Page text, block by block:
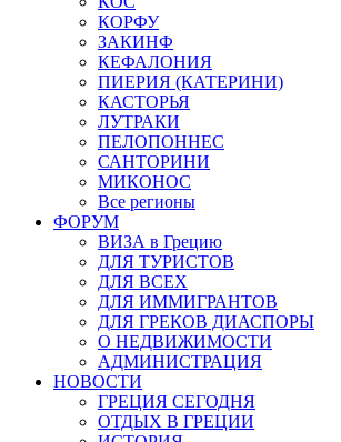
КОРФУ
ЗАКИНФ
КЕФАЛОНИЯ
ПИЕРИЯ (КАТЕРИНИ)
КАСТОРЬЯ
ЛУТРАКИ
ПЕЛОПОННЕС
САНТОРИНИ
МИКОНОС
Все регионы
ФОРУМ
ВИЗА в Грецию
ДЛЯ ТУРИСТОВ
ДЛЯ ВСЕХ
ДЛЯ ИММИГРАНТОВ
ДЛЯ ГРЕКОВ ДИАСПОРЫ
О НЕДВИЖИМОСТИ
АДМИНИСТРАЦИЯ
НОВОСТИ
ГРЕЦИЯ СЕГОДНЯ
ОТДЫХ В ГРЕЦИИ